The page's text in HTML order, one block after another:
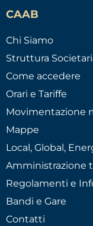
CAAB
Chi Siamo
Struttura
Come accedere
Orari e Tariffe
Movimentazione
Mappe
Local, Global,
Amministrazione
Regolamenti e
Bandi e Gare
Contatti